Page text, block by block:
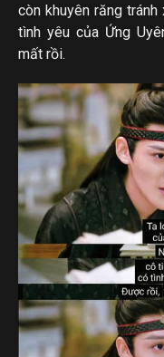
còn khuyên răng
tình yêu của Ứng
mất rồi.